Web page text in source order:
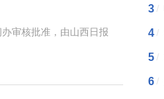
审核批准，由山西日报
3 /
4 /
5 /
6 /